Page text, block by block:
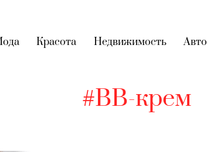
(current)
Красота (current)
Недвижимость(current)
Авто
#BB-крем